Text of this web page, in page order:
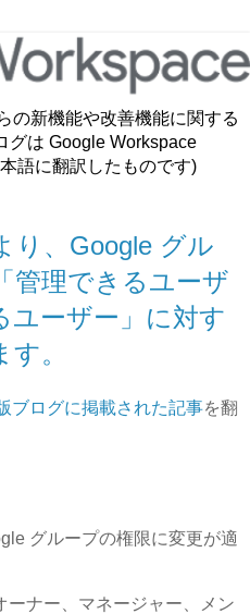
の新機能や改善機能に関する
グは Google Workspace
語に翻訳したものです)
り、Google グル
管理できるユーザ
ユーザー」に対す
。
ブログに掲載された記事を翻
グループの権限に変更が適
ナー、マネージャー、メン